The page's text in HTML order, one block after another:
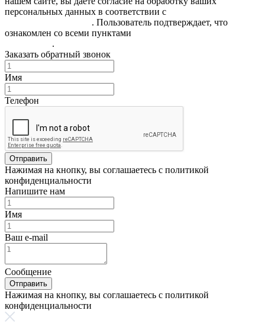
персональных данных в соответствии с
. Пользователь подтверждает, что
ознакомлен со всеми пунктами
.
Заказать обратный звонок
Имя
Телефон
Отправить
Нажимая на кнопку, вы соглашаетесь с политикой
конфиденциальности
Напишите нам
Имя
Ваш e-mail
Сообщение
Отправить
Нажимая на кнопку, вы соглашаетесь с политикой
конфиденциальности